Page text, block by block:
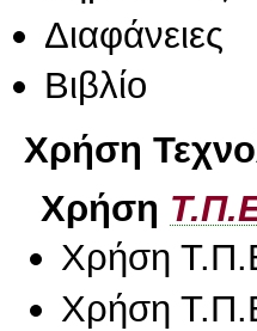
Διαφάνειες
Βιβλίο
Χρήση
Χρήση
Χρήση
Χρήση